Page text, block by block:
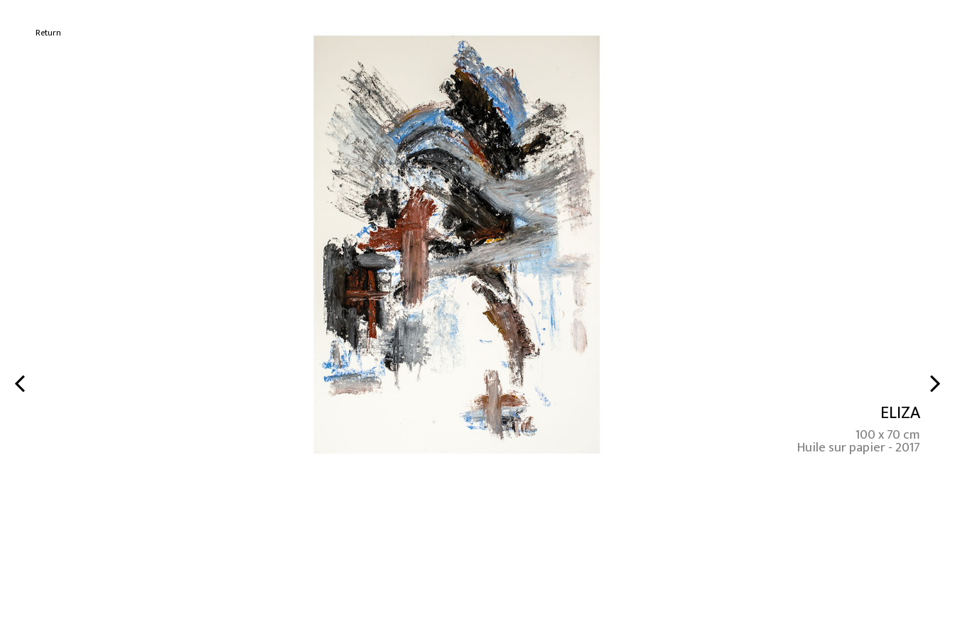
Return
ELIZA
100 x 70 cm
Huile sur papier - 2017